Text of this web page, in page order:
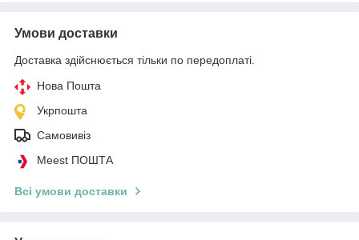
Умови доставки
Доставка здійснюється тільки по передоплаті.
Нова Пошта
Укрпошта
Самовивіз
Meest ПОШТА
Всі умови доставки